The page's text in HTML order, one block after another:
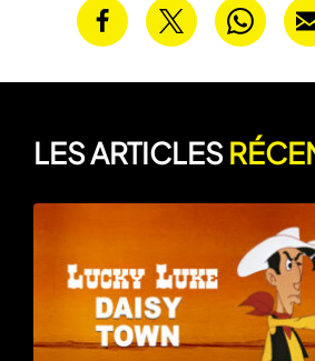
LES ARTICLES